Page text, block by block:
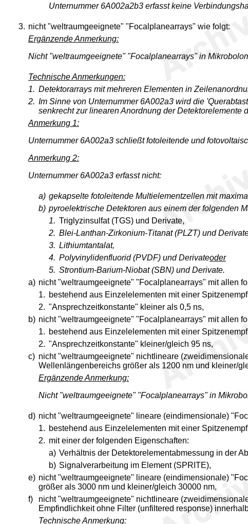
Unternummer 6A002a2b3 erfasst keine
3. nicht "weltraumgeeignete" "Focalplanearrays" wie folgt:
Ergänzende Anmerkung:
Nicht "weltraumgeeignete" "Focalplanearrays" in
Technische Anmerkungen:
1. Detektorarrays mit mehreren Elementen in
2. Im Sinne von Unternummer 6A002a3 wird die
senkrecht zur linearen Anordnung der Detektorelemente
Anmerkung 1:
Unternummer 6A002a3 schließt fotoleitende und
Anmerkung 2:
Unternummer 6A002a3 erfasst nicht:
a) gekapselte fotoleitende Multielementzellen mit
b) pyroelektrische Detektoren aus einem der folgenden
1. Triglyzinsulfat (TGS) und Derivate,
2. Blei-Lanthan-Zirkonium-Titanat (PLZT) und
3. Lithiumtantalat,
4. Polyvinylidenfluorid (PVDF) und Derivateoder
5. Strontium-Barium-Niobat (SBN) und Derivate.
a) nicht "weltraumgeeignete" "Focalplanearrays" mit allen
1. bestehend aus Einzelelementen mit einer
2. "Ansprechzeitkonstante" kleiner als 0,5 ns,
b) nicht "weltraumgeeignete" "Focalplanearrays" mit allen
1. bestehend aus Einzelelementen mit einer
2. "Ansprechzeitkonstante" kleiner/gleich 95 ns,
c) nicht "weltraumgeeignete" nichtlineare
Wellenlängenbereichs größer als 1200 nm und kleiner/
Ergänzende Anmerkung:
Nicht "weltraumgeeignete" "Focalplanearrays" in
d) nicht "weltraumgeeignete" lineare (eindimensionale)
1. bestehend aus Einzelelementen mit einer
2. mit einer der folgenden Eigenschaften:
a) Verhältnis der Detektorelementabmessung in der
b) Signalverarbeitung im Element (SPRITE),
e) nicht "weltraumgeeignete" lineare (eindimensionale)
größer als 3000 nm und kleiner/gleich 30000 nm,
f)
nicht "weltraumgeeignete" nichtlineare
Empfindlichkeit ohne Filter (unfiltered response)
Technische Anmerkung: